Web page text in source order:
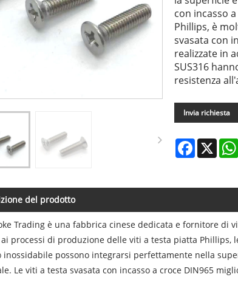
con incasso
Phillips, è
svasata con
realizzate in
SUS316
resistenza
Invia richiesta
Facebook
X
del prodotto
Trading è una fabbrica cinese dedicata e fornitore di
processi di produzione delle viti a testa piatta Phillips,
inossidabile possono integrarsi perfettamente nella
Le viti a testa svasata con incasso a croce DIN965